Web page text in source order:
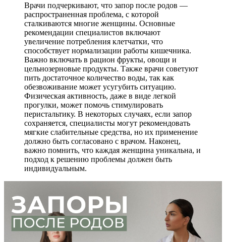
Врачи подчеркивают, что запор после родов —
распространенная проблема, с которой
сталкиваются многие женщины. Основные
рекомендации специалистов включают
увеличение потребления клетчатки, что
способствует нормализации работы кишечника.
Важно включать в рацион фрукты, овощи и
цельнозерновые продукты. Также врачи советуют
пить достаточное количество воды, так как
обезвоживание может усугубить ситуацию.
Физическая активность, даже в виде легкой
прогулки, может помочь стимулировать
перистальтику. В некоторых случаях, если запор
сохраняется, специалисты могут рекомендовать
мягкие слабительные средства, но их применение
должно быть согласовано с врачом. Наконец,
важно помнить, что каждая женщина уникальна, и
подход к решению проблемы должен быть
индивидуальным.